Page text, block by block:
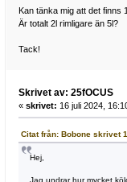
Kan tänka mig att det finns
Är totalt 2l rimligare än 5l?
Tack!
Skrivet av: 25fOCUS
« skrivet: 16 juli 2024,
Citat från: Bobone skrivet
Hej,
Jag undrar hur mycket